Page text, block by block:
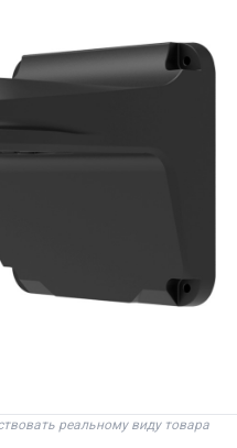
реальному виду товара